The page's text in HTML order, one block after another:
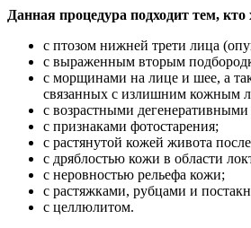
Данная процедура подходит тем, кто
с птозом нижней трети лица
с выраженным вторым
с морщинами на лице и шее, а
связанных с излишним кожным
с возрастными
с признаками фотостарения;
с растянутой кожей живота
с дряблостью кожи в области
с неровностью рельефа кожи;
с растяжками, рубцами и
с целлюлитом.